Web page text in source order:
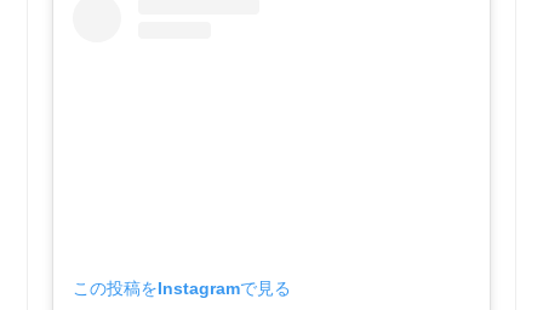
この投稿をInstagramで見る